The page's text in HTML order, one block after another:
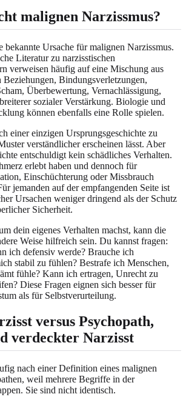
malignen Narzissmus?
bekannte Ursache für malignen Narzissmus.
Literatur zu narzisstischen
verweisen häufig auf eine Mischung aus
Beziehungen, Bindungsverletzungen,
Überbewertung, Vernachlässigung,
sozialer Verstärkung. Biologie und
können ebenfalls eine Rolle spielen.
einer einzigen Ursprungsgeschichte zu
verständlicher erscheinen lässt. Aber
entschuldigt kein schädliches Verhalten.
erlebt haben und dennoch für
Einschüchterung oder Missbrauch
jemanden auf der empfangenden Seite ist
Ursachen weniger dringend als der Schutz
Sicherheit.
dein eigenes Verhalten machst, kann die
Weise hilfreich sein. Du kannst fragen:
ich defensiv werde? Brauche ich
stabil zu fühlen? Bestrafe ich Menschen,
fühle? Kann ich ertragen, Unrecht zu
Diese Fragen eignen sich besser für
als für Selbstverurteilung.
versus Psychopath,
verdeckter Narzisst
nach einer Definition eines malignen
weil mehrere Begriffe in der
Sie sind nicht identisch.